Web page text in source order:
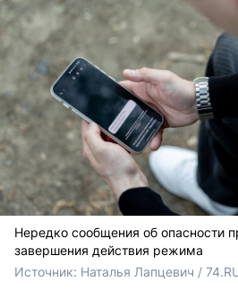
Нередко сообщения об опасности
завершения действия режима
Источник: Наталья Лапцевич /